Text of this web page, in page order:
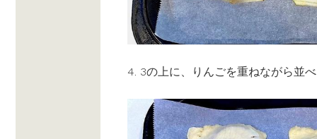
4. 3の上に、りんごを重ねながら並